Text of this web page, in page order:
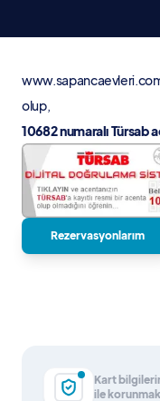
olup,
10682 numaralı Türsab
Rezervasyonlarım
Kart
ile